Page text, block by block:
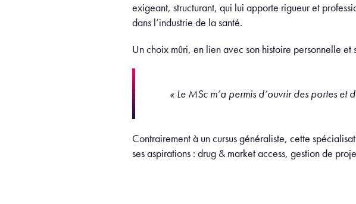
exigeant, structurant, qui lui apporte rigueur et
dans l’industrie de la santé.
Un choix mûri, en lien avec son histoire personnelle
« Le MSc m’a permis d’ouvrir des portes
Contrairement à un cursus généraliste, cette
ses aspirations : drug & market access, gestion de